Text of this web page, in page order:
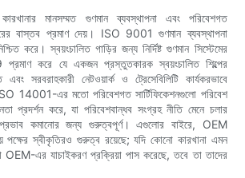
মানসম্মত গুণমান ব্যবস্থাপনা এবং পরিবেশগত
বাস্তব প্রমাণ দেয়। ISO 9001 গুণমান ব্যবস্থাপনা
করে। স্বয়ংচালিত গাড়ির জন্য নির্দিষ্ট গুণমান সিস্টেমের
করে যে একজন প্রস্তুতকারক স্বয়ংচালিত শিল্পের
সরবরাহকারী নেটওয়ার্ক ও ট্রেসেবিলিটি কার্যকরভাবে
14001-এর মতো পরিবেশগত সার্টিফিকেশনগুলো পরিবেশ
প্রদর্শন করে, যা পরিবেশবান্ধব সংগ্রহ নীতি মেনে চলার
প্রভাব কমানোর জন্য গুরুত্বপূর্ণ। এগুলোর বাইরে, OEM
স্বীকৃতিরও গুরুত্ব রয়েছে; যদি কোনো কারখানা এমন
OEM-এর যাচাইকরণ প্রক্রিয়া পাস করেছে, তবে তা তাদের